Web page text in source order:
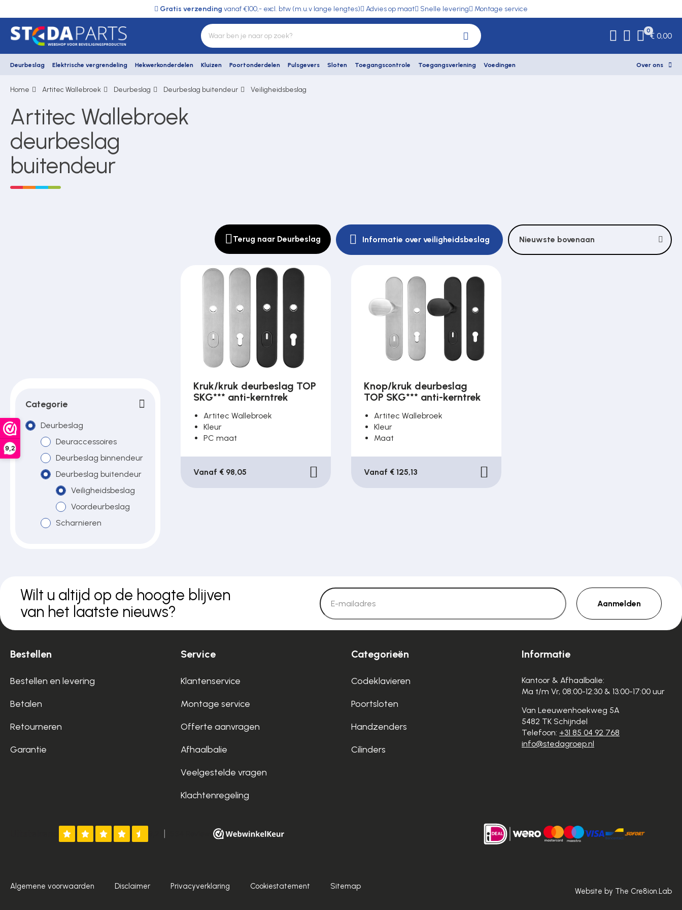
9,2
Gratis verzending vanaf €100,- excl. btw (m.u.v lange lengtes) Advies op maat Snelle levering Montage service
0
€ 0,00
Deurbeslag Elektrische vergrendeling Hekwerkonderdelen Kluizen Poortonderdelen Pulsgevers Sloten Toegangscontrole Toegangsverlening Voedingen Over ons
Deurbeslag
Elektrische vergrendeling
Hekwerkonderdelen
Voedingen
Over ons
Contact
Home Artitec Wallebroek Deurbeslag Deurbeslag buitendeur Veiligheidsbeslag
Artitec Wallebroek
deurbeslag
buitendeur
Terug naar Deurbeslag Informatie over veiligheidsbeslag Nieuwste bovenaan
Categorie
Deurbeslag
Deuraccessoires
Deurbeslag binnendeur
Deurbeslag buitendeur
Veiligheidsbeslag
Voordeurbeslag
Scharnieren
Kruk/kruk deurbeslag TOP
SKG*** anti-kerntrek
Artitec Wallebroek
Kleur
PC maat
Vanaf € 98,05
Knop/kruk deurbeslag
TOP SKG*** anti-kerntrek
Artitec Wallebroek
Kleur
Maat
Vanaf € 125,13
Wilt u altijd op de hoogte blijven
van het laatste nieuws?
Aanmelden
Bestellen
Bestellen en levering
Betalen
Retourneren
Garantie
Service
Klantenservice
Montage service
Offerte aanvragen
Afhaalbalie
Veelgestelde vragen
Klachtenregeling
Categorieën
Codeklavieren
Poortsloten
Handzenders
Cilinders
Informatie
Kantoor & Afhaalbalie:
Ma t/m Vr, 08:00-12:30 & 13:00-17:00 uur
Van Leeuwenhoekweg 5A
5482 TK Schijndel
Telefoon: +31 85 04 92 768
info@stedagroep.nl
Algemene voorwaarden Disclaimer Privacyverklaring Cookiestatement Sitemap
Website by The Cre8ion.Lab